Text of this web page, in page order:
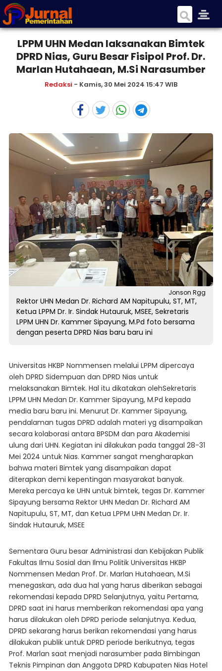
LPPM UHN Medan laksanakan Bimtek
DPRD Nias, Guru Besar Fisipol Prof. Dr.
Marlan Hutahaean, M.Si Narasumber
Redaksi - Kamis, 30 Mei 2024 15:47 WIB
Jonson Rgg
Rektor UHN Medan Dr. Richard AM Napitupulu, ST, MT,
Ketua LPPM Dr. Ir. Sindak Hutauruk, MSEE, Sekretaris
LPPM UHN Dr. Kammer Sipayung, M.Pd foto bersama
dengan peserta DPRD Nias baru baru ini
Universitas HKBP Nommensen melalui LPPM dipercaya
oleh DPRD Sidempuan dan DPRD Nias untuk
melaksanakan Bimtek. Hal itu dikatakan olehSekretaris
LPPM UHN Medan Dr. Kammer Sipayung, M.Pd kepada
media baru baru ini. Menurut Dr. Kammer Sipayung,
pendalaman tugas DPRD adalah materi yg disampaikan
secara kolaborasi antara BPSDM dan para Akademisi
ulung dari UHN. Kegiatan ini dilakukan pada tanggal 28-31
Mei 2024 untuk Nias. Kammer sangat mengharapkan
bahwa materi Bimtek yang disampaikan dapat
diterapkan demi kepentingan masyarakat banyak.
Mereka percaya ke UHN untuk bimtek, tegas Dr. Kammer
Sipayung bersama Rektor UHN Medan Dr. Richard AM
Napitupulu, ST, MT, dan Ketua LPPM UHN Medan Dr. Ir.
Sindak Hutauruk, MSEE
Sementara Guru besar Administrasi dan Kebijakan Publik
Fakultas Ilmu Sosial dan Ilmu Politik Universitas HKBP
Nommensen Medan Prof. Dr. Marlan Hutahaean, M.Si
menegaskan, ada dua hal yang harus diberikan sebagai
rekomendasi kepada DPRD Selanjutnya, yaitu Pertama,
DPRD saat ini harus memberikan rekomendasi apa yang
harus dilakukan oleh DPRD periode selanjutnya. Kedua,
DPRD sekarang harus berikan rekomendasi yang harus
dilakukan publik untuk DPRD periode berikutnya, tegas
Prof. Marlan saat menjadi narasumber pada Bimbingan
Teknis Pimpinan dan Anggota DPRD Kabupaten Nias Hotel